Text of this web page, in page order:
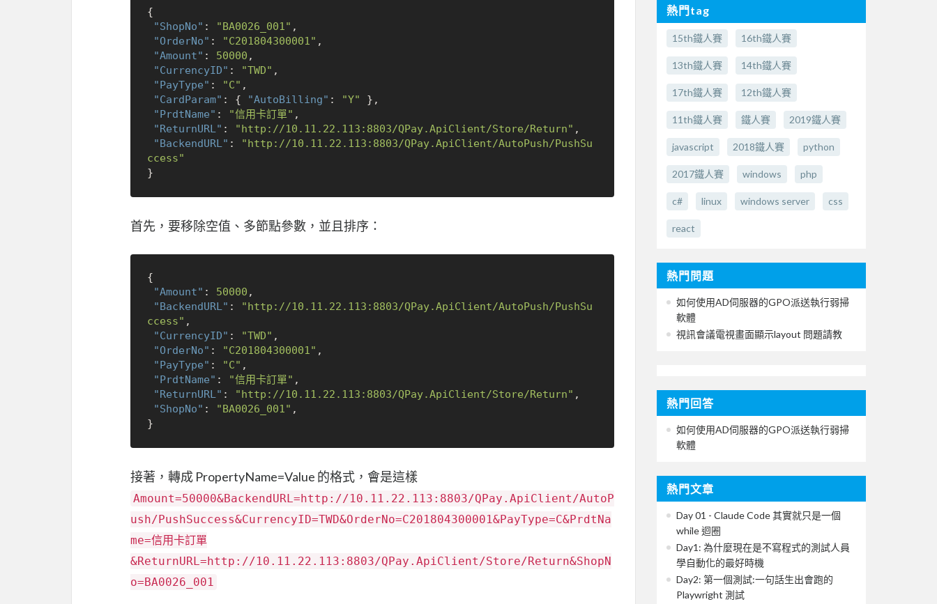
{
"ShopNo" : "BA0026_001" ,
"OrderNo" : "C201804300001" ,
"Amount" : 50000 ,
"CurrencyID" : "TWD" ,
"PayType" : "C" ,
"CardParam" : { "AutoBilling" : "Y" } ,
"PrdtName" : "信用卡訂單" ,
"ReturnURL" : "http://10.11.22.113:8803/QPay.ApiClient/Store/Return" ,
"BackendURL" :
"http://10.11.22.113:8803/QPay.ApiClient/AutoPush/PushSu
ccess"
}
首先，要移除空值、多節點參數，並且排序：
{
"Amount" : 50000 ,
"BackendURL" :
"http://10.11.22.113:8803/QPay.ApiClient/AutoPush/PushSu
ccess" ,
"CurrencyID" : "TWD" ,
"OrderNo" : "C201804300001" ,
"PayType" : "C" ,
"PrdtName" : "信用卡訂單" ,
"ReturnURL" : "http://10.11.22.113:8803/QPay.ApiClient/Store/Return" ,
"ShopNo" : "BA0026_001" ,
}
接著，轉成 PropertyName=Value 的格式，會是這樣
Amount=50000&BackendURL=http://10.11.22.113:8803/QPay.ApiClient/AutoP
ush/PushSuccess&CurrencyID=TWD&OrderNo=C201804300001&PayType=C&PrdtNa
me=信用卡訂單
&ReturnURL=http://10.11.22.113:8803/QPay.ApiClient/Store/Return&ShopN
o=BA0026_001
熱門tag
15th鐵人賽 16th鐵人賽
13th鐵人賽 14th鐵人賽
17th鐵人賽 12th鐵人賽
11th鐵人賽 鐵人賽 2019鐵人賽
javascript 2018鐵人賽 python
2017鐵人賽 windows php
c# linux windows server css
react
熱門問題
如何使用AD伺服器的GPO派送執行弱掃
軟體
視訊會議電視畫面顯示layout 問題請教
熱門回答
如何使用AD伺服器的GPO派送執行弱掃
軟體
熱門文章
Day 01 - Claude Code 其實就只是一個
while 迴圈
Day1: 為什麼現在是不寫程式的測試人員
學自動化的最好時機
Day2: 第一個測試:一句話生出會跑的
Playwright 測試